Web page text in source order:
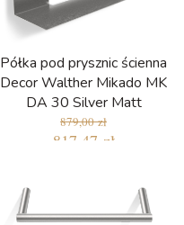
Półka pod prysznic ścienna
Decor Walther Mikado MK
DA 30 Silver Matt
879,00 zł
817,47 zł